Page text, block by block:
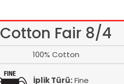
Cotton Fair 8/4
100% Cotton
İplik Türü:Fine